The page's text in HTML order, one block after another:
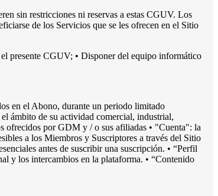
sin restricciones ni reservas a estas CGUV. Los
de los Servicios que se les ofrecen en el Sitio
presente CGUV; • Disponer del equipo informático
en el Abono, durante un periodo limitado
ámbito de su actividad comercial, industrial,
ofrecidos por GDM y / o sus afiliadas • "Cuenta": la
a los Miembros y Suscriptores a través del Sitio
antes de suscribir una suscripción. • “Perfil
y los intercambios en la plataforma. • “Contenido